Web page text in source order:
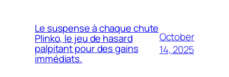
Le suspense à chaque chute
Plinko, le jeu de hasard
palpitant pour des gains
immédiats.
October
14, 2025